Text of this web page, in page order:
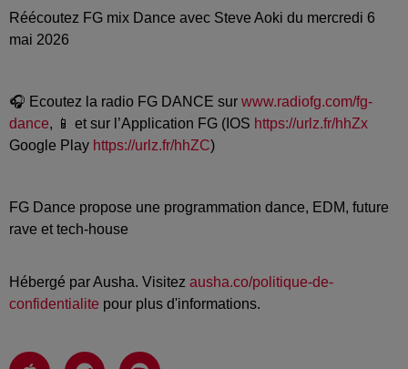
Réécoutez FG mix Dance avec Steve Aoki du mercredi 6
mai 2026
🎧 Ecoutez la radio FG DANCE sur www.radiofg.com/fg-
dance, 📱 et sur l’Application FG (IOS https://urlz.fr/hhZx
Google Play https://urlz.fr/hhZC)
FG Dance propose une programmation dance, EDM, future
rave et tech-house
Hébergé par Ausha. Visitez ausha.co/politique-de-
confidentialite pour plus d'informations.